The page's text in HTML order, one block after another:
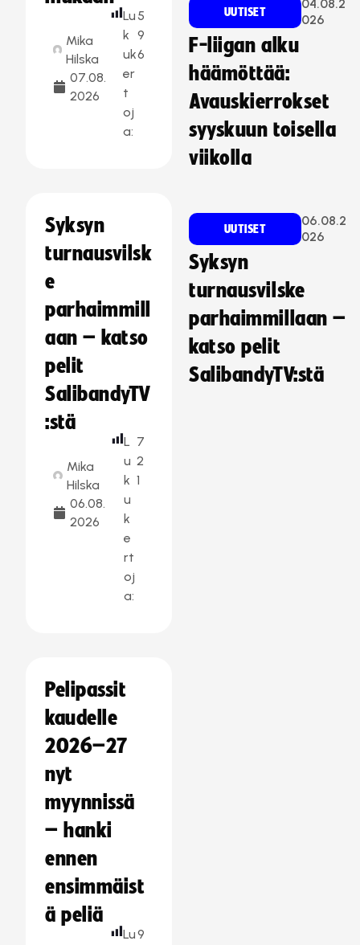
Mika
Hilska
07.08.
2026
Lu
k
uk
er
t
oj
a:
5
9
6
Syksyn
turnausvilsk
e
parhaimmill
aan – katso
pelit
SalibandyTV
:stä
Mika
Hilska
06.08.
2026
L
u
k
u
k
e
rt
oj
a:
7
2
1
Pelipassit
kaudelle
2026–27
nyt
myynnissä
– hanki
ennen
ensimmäist
ä peliä
Lu9
UUTISET
04.08.2
026
F-liigan alku
häämöttää:
Avauskierrokset
syyskuun toisella
viikolla
UUTISET
06.08.2
026
Syksyn
turnausvilske
parhaimmillaan –
katso pelit
SalibandyTV:stä